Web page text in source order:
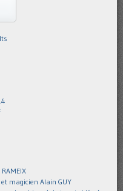
magicien Alain GUY